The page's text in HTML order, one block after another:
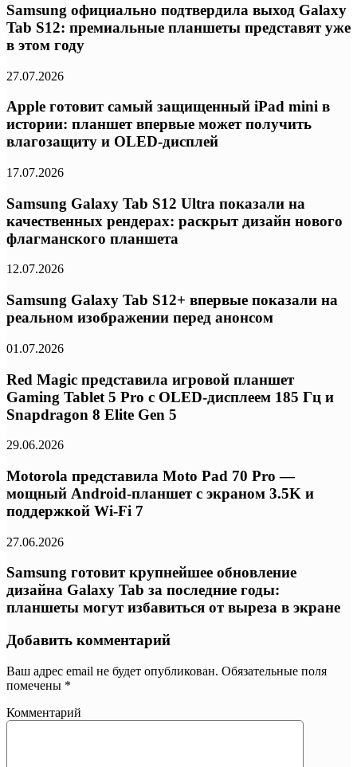
Samsung официально подтвердила выход Galaxy
Tab S12: премиальные планшеты представят уже
в этом году
27.07.2026
Apple готовит самый защищенный iPad mini в
истории: планшет впервые может получить
влагозащиту и OLED-дисплей
17.07.2026
Samsung Galaxy Tab S12 Ultra показали на
качественных рендерах: раскрыт дизайн нового
флагманского планшета
12.07.2026
Samsung Galaxy Tab S12+ впервые показали на
реальном изображении перед анонсом
01.07.2026
Red Magic представила игровой планшет
Gaming Tablet 5 Pro с OLED-дисплеем 185 Гц и
Snapdragon 8 Elite Gen 5
29.06.2026
Motorola представила Moto Pad 70 Pro —
мощный Android-планшет с экраном 3.5K и
поддержкой Wi-Fi 7
27.06.2026
Samsung готовит крупнейшее обновление
дизайна Galaxy Tab за последние годы:
планшеты могут избавиться от выреза в экране
Добавить комментарий
Ваш адрес email не будет опубликован. Обязательные поля
помечены *
Комментарий